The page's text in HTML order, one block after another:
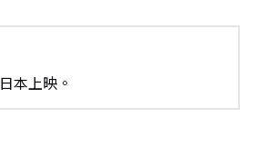
本上映。